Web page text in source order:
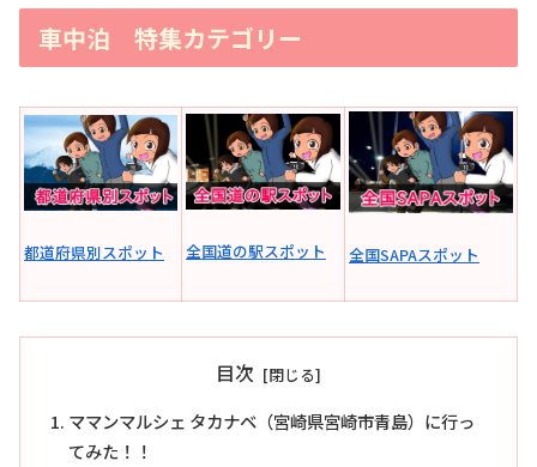
車中泊 特集カテゴリー
都道府県別スポット 全国道の駅スポット 全国SAPAスポット
目次
ママンマルシェ タカナベ（宮崎県宮崎市青島）に行っ
てみた！！